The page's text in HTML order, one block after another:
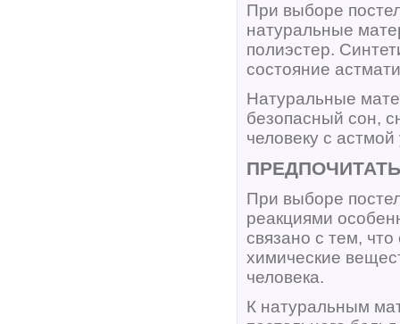
При выборе
натуральные
полиэстер.
состояние
Натуральные
безопасный сон,
человеку с
При выборе
реакциями
связано с тем,
химические
человека.
К натуральным